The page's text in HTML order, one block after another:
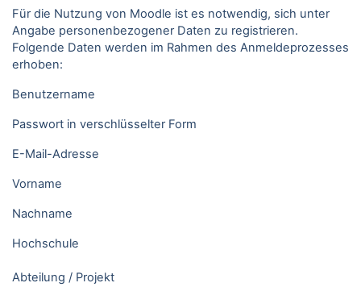
Für die Nutzung von Moodle ist es notwendig, sich unter
Angabe personenbezogener Daten zu registrieren.
Folgende Daten werden im Rahmen des Anmeldeprozesses
erhoben:
Benutzername
Passwort in verschlüsselter Form
E-Mail-Adresse
Vorname
Nachname
Hochschule
Abteilung / Projekt